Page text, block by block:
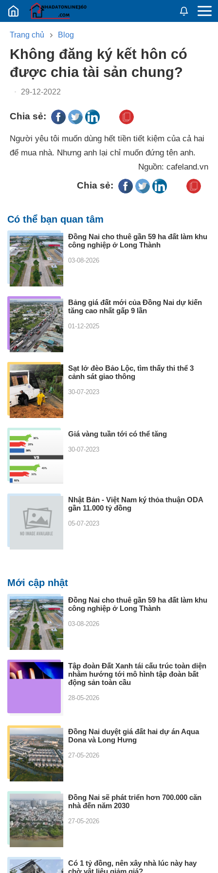
Nhadatban24h.vn
Trang chủ Blog
không đăng ký kết hôn có
được chia tài sản chung?
29-12-2022
Chia sẻ:
Người yêu tôi muốn dùng hết tiền tiết kiệm của cả hai
để mua nhà. Nhưng anh lại chỉ muốn đứng tên anh.
Nguồn: cafeland.vn
Chia sẻ:
Có thể bạn quan tâm
Đồng Nai cho thuê gần 59 ha đất làm khu
công nghiệp ở Long Thành
03-08-2026
Bảng giá đất mới của Đồng Nai dự kiến
tăng cao nhất gấp 9 lần
01-12-2025
Sạt lở đèo Bảo Lộc, tìm thấy thi thể 3
cảnh sát giao thông
30-07-2023
Giá vàng tuần tới có thể tăng
30-07-2023
Nhật Bản - Việt Nam ký thỏa thuận ODA
gần 11.000 tỷ đồng
05-07-2023
Mới cập nhật
Đồng Nai cho thuê gần 59 ha đất làm khu
công nghiệp ở Long Thành
03-08-2026
Tập đoàn Đất Xanh tái cấu trúc toàn diện
nhằm hướng tới mô hình tập đoàn bất
động sản toàn cầu
28-05-2026
Đồng Nai duyệt giá đất hai dự án Aqua
Dona và Long Hưng
27-05-2026
Đồng Nai sẽ phát triển hơn 700.000 căn
nhà đến năm 2030
27-05-2026
Có 1 tỷ đồng, nên xây nhà lúc này hay
chờ vật liệu giảm giá?